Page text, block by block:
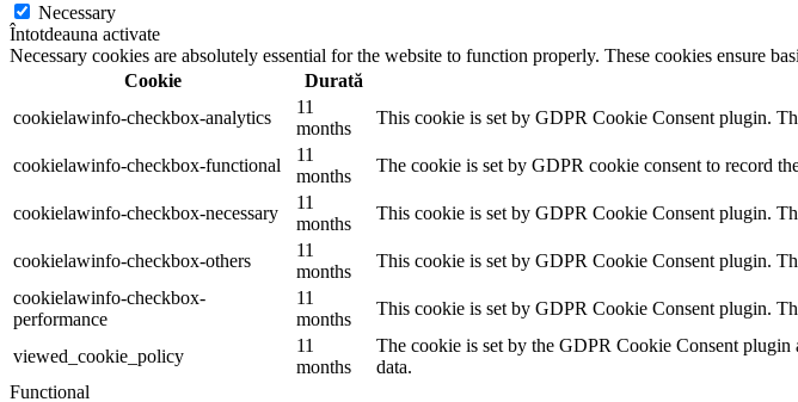
Necessary
Întotdeauna activate
Necessary cookies are absolutely essential for the website to function properly. These cookies ensure
Cookie
Durată
cookielawinfo-checkbox-analytics
11
months
This cookie is set by GDPR Cookie Consent plugin.
cookielawinfo-checkbox-functional
11
months
The cookie is set by GDPR cookie consent to record
cookielawinfo-checkbox-necessary
11
months
This cookie is set by GDPR Cookie Consent plugin.
cookielawinfo-checkbox-others
11
months
This cookie is set by GDPR Cookie Consent plugin.
cookielawinfo-checkbox-
performance
11
months
This cookie is set by GDPR Cookie Consent plugin.
viewed_cookie_policy
11
months
The cookie is set by the GDPR Cookie Consent plugin
data.
Functional